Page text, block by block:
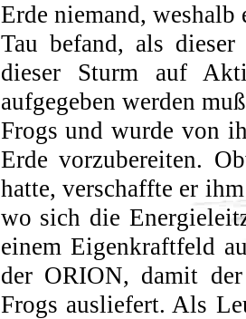
Erde niemand,
Tau befand, als
dieser Sturm auf
aufgegeben werden
Frogs und wurde von
Erde vorzubereiten.
hatte, verschaffte er
wo sich die
einem Eigenkraftfeld
der ORION, damit
Frogs ausliefert. Als